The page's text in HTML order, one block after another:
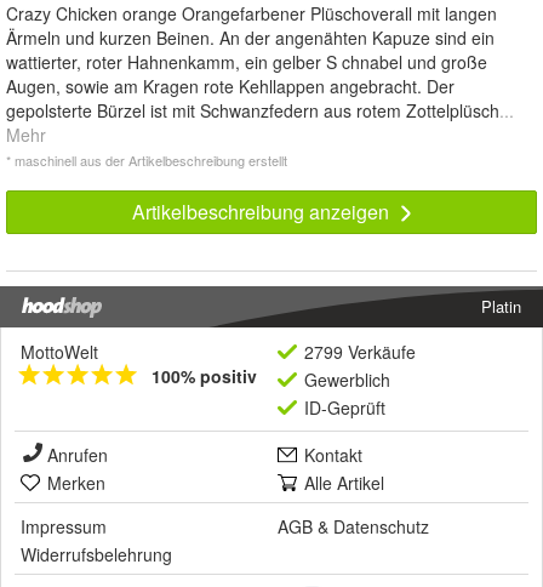
Crazy Chicken orange Orangefarbener Plüschoverall mit langen
Ärmeln und kurzen Beinen. An der angenähten Kapuze sind ein
wattierter, roter Hahnenkamm, ein gelber S chnabel und große
Augen, sowie am Kragen rote Kehllappen angebracht. Der
gepolsterte Bürzel ist mit Schwanzfedern aus rotem Zottelplüsch...
Mehr
* maschinell aus der Artikelbeschreibung erstellt
Artikelbeschreibung anzeigen
Platin
MottoWelt
100% positiv
2799 Verkäufe
Gewerblich
ID-Geprüft
Anrufen
Kontakt
Merken
Alle Artikel
Impressum
AGB & Datenschutz
Widerrufsbelehrung